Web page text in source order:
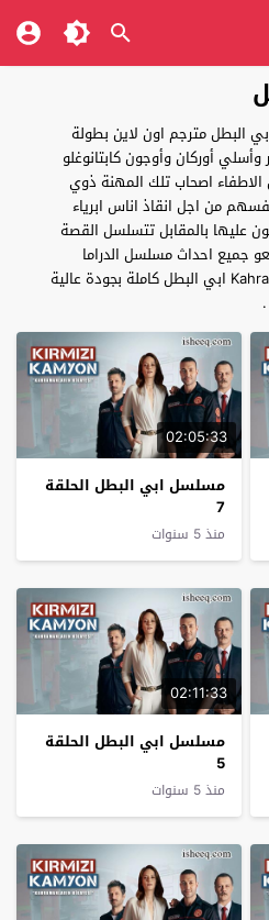
مترجم اون لاين بطولة
أوركان وأوجون كابتانوغلو
اصحاب تلك المهنة ذوي
من اجل انقاذ اناس ابرياء
عليها بالمقابل تتسلسل القصة
جميع احداث مسلسل الدراما
الاجتماعي التركي Kahraman Babam ابي البطل كاملة بجودة عالية
02:05:33
مسلسل ابي البطل الحلقة
7
منذ 5 سنوات
02:11:33
مسلسل ابي البطل الحلقة
5
منذ 5 سنوات